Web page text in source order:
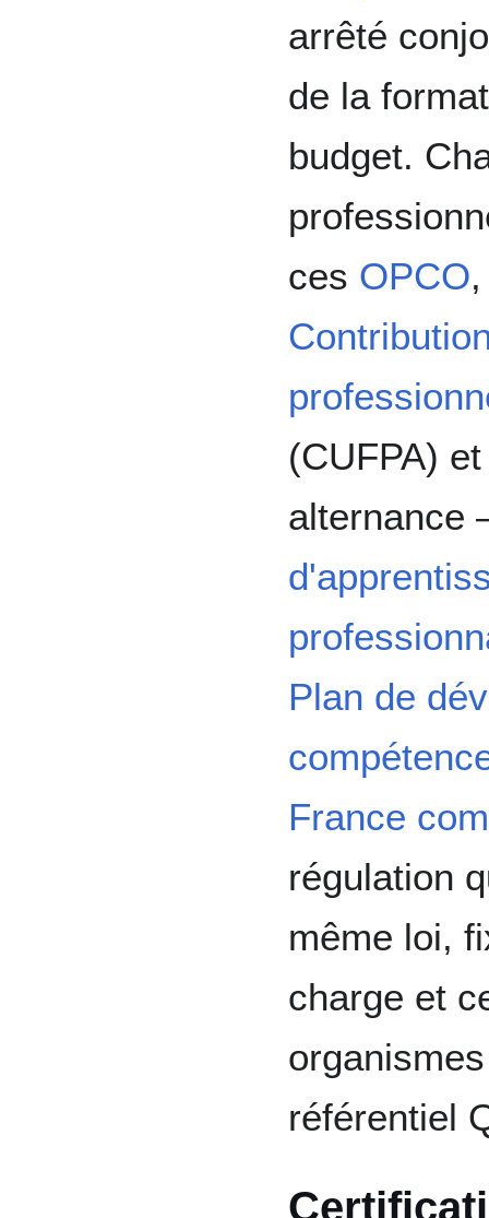
arrêté
de la
budget.
ces OPCO
(CUFPA)
Plan de
France
régulation
même loi,
charge et
référentiel